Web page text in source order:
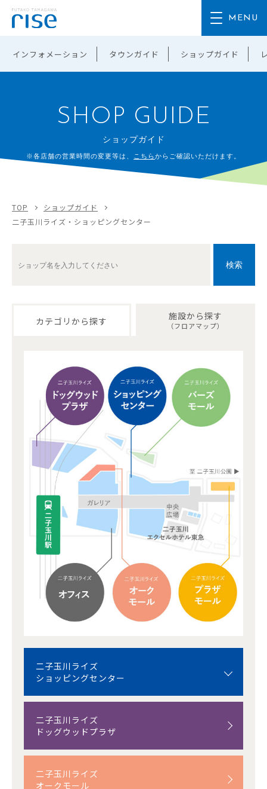
インフォメーション タウンガイド ショップガイド
SHOP GUIDE
ショップガイド
※各店舗の営業時間の変更等は、 こちらからご確認いただけます。
TOP
ショップガイド
二子玉川ライズ・ショッピングセンター
カテゴリから探す 施設から探す
（フロアマップ）
二子玉川ライズ
ショッピングセンター
二子玉川ライズ
ドッグウッドプラザ
二子玉川ライズ
オークモール